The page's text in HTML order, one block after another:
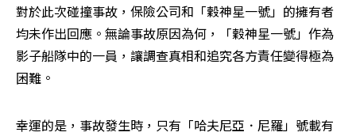
對於此次碰撞事故，保險公司和「穀神星一號」的擁有者
均未作出回應。無論事故原因為何，「穀神星一號」作為
影子船隊中的一員，讓調查真相和追究各方責任變得極為
困難。
幸運的是，事故發生時，只有「哈夫尼亞．尼羅」號載有